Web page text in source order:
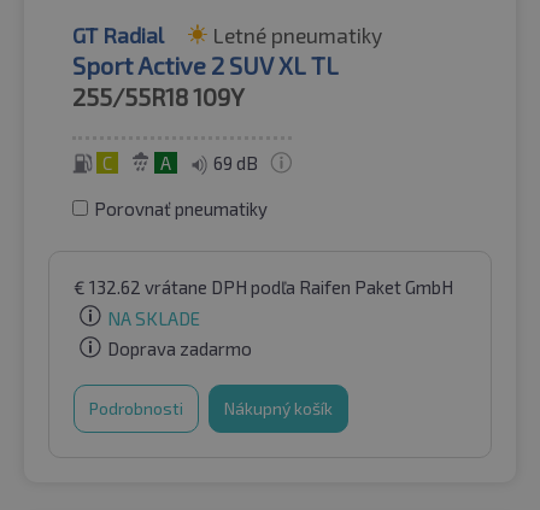
GT Radial Letné pneumatiky
Sport Active 2 SUV XL TL
255/55R18109Y
C A 69 dB
Porovnať pneumatiky
€ 132.62 vrátane DPH podľa Raifen Paket GmbH
NA SKLADE
Doprava zadarmo
Podrobnosti Nákupný košík